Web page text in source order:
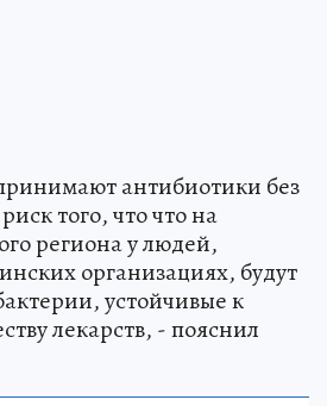
антибиотики без
того, что что на
региона у людей,
организациях, будут
устойчивые к
лекарств, - пояснил